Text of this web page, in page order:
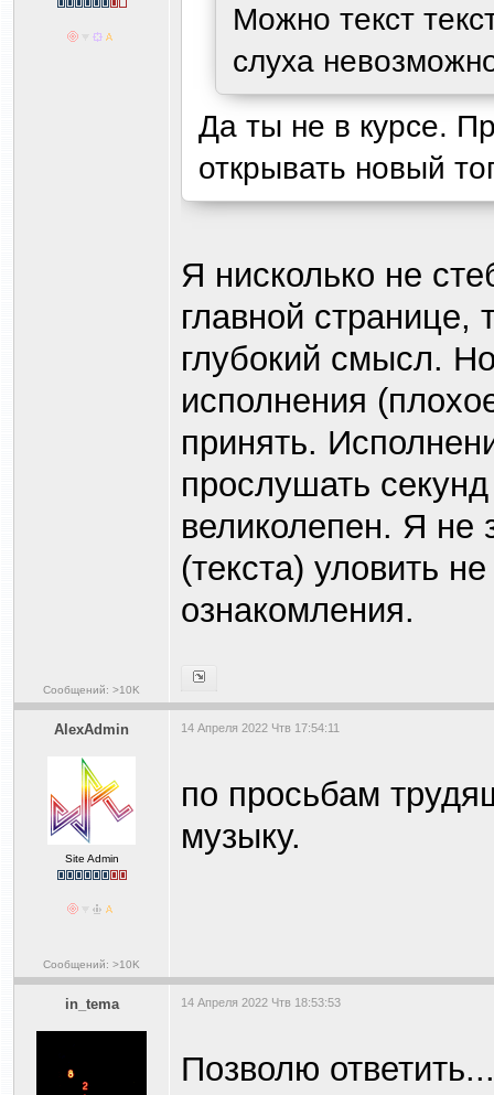
Сообщений: >10K
Можно текст
слуха
Да ты не в курсе.
открывать новый
Я нисколько не
главной странице,
глубокий смысл.
исполнения
принять.
прослушать
великолепен. Я
(текста) уловить
ознакомления.
AlexAdmin
Site Admin
Сообщений: >10K
14 Апреля 2022 Чтв 17:54:11
по просьбам
музыку.
in_tema 14 Апреля 2022 Чтв 18:53:53
Позволю ответить...